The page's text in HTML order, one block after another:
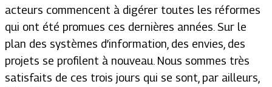
acteurs commencent à digérer toutes les réformes
qui ont été promues ces dernières années. Sur le
plan des systèmes d’information, des envies, des
projets se profilent à nouveau. Nous sommes très
satisfaits de ces trois jours qui se sont, par ailleurs,